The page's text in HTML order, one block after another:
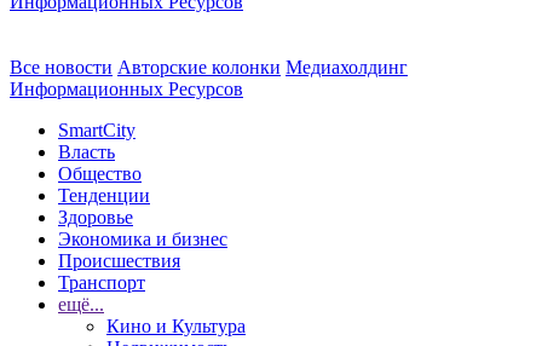
Все новости Авторские колонки Медиахолдинг
Информационных Ресурсов
SmartCity
Власть
Общество
Тенденции
Здоровье
Экономика и бизнес
Происшествия
Транспорт
ещё...
Кино и Культура